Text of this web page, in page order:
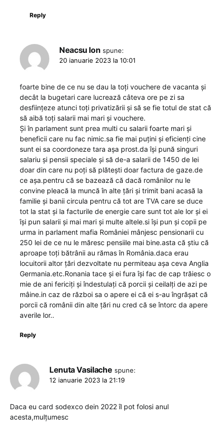
Reply
Neacsu Ion spune:
20 ianuarie 2023 la 10:01
foarte bine de ce nu se dau la toți vouchere de vacanta și
decât la bugetari care lucrează câteva ore pe zi sa
desființeze atunci toți privatizării și să se fie totul de stat că
să aibă toți salarii mai mari și vouchere.
Și în parlament sunt prea multi cu salarii foarte mari și
beneficii care nu fac nimic.sa fie mai puțini și eficienți cine
sunt ei sa coordoneze tara așa prost.da își pună singuri
salariu și pensii speciale și să de-a salarii de 1450 de lei
doar din care nu poți să plătești doar factura de gaze.de
ce așa.pentru că se bazează că dacă românilor nu le
convine pleacă la muncă în alte țări și trimit bani acasă la
familie și banii circula pentru că tot are TVA care se duce
tot la stat și la facturile de energie care sunt tot ale lor și ei
își pun salarii și mai mari și multe altele.si își pun și copii pe
urma in parlament mafia României mânjesc pensionarii cu
250 lei de ce nu le măresc pensiile mai bine.asta că știu că
aproape toți bătrânii au rămas în România.daca erau
locuitorii altor țări dezvoltate nu permiteau așa ceva Anglia
Germania.etc.Ronania tace și ei fura își fac de cap trăiesc o
mie de ani fericiți și îndestulați că porcii și ceilalți de azi pe
mâine.in caz de război sa o apere ei că ei s-au îngrășat că
porcii că românii din alte țări nu cred că se întorc da apere
averile lor..
Reply
Lenuta Vasilache spune:
12 ianuarie 2023 la 21:19
Daca eu card sodexco dein 2022 îl pot folosi anul
acesta,mulțumesc